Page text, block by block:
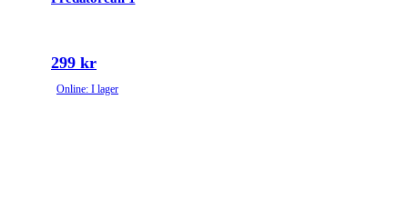
299 kr
Online: I lager